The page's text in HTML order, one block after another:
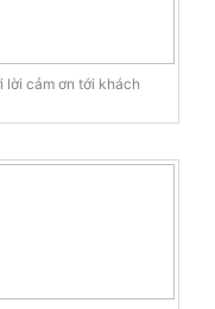
lời cảm ơn tới khách